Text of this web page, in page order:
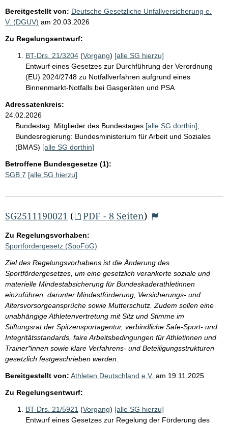
Bereitgestellt von: Deutsche Gesetzliche Unfallversicherung e.
V. (DGUV) am 20.03.2026
Zu Regelungsentwurf:
BT-Drs. 21/3204 (Vorgang) [alle SG hierzu]
Entwurf eines Gesetzes zur Durchführung der Verordnung
(EU) 2024/2748 zu Notfallverfahren aufgrund eines
Binnenmarkt-Notfalls bei Gasgeräten und PSA
Adressatenkreis:
24.02.2026
Bundestag: Mitglieder des Bundestages [alle SG dorthin];
Bundesregierung: Bundesministerium für Arbeit und Soziales
(BMAS) [alle SG dorthin]
Betroffene Bundesgesetze (1):
SGB 7 [alle SG hierzu]
SG2511190021 ( PDF - 8 Seiten)
Zu Regelungsvorhaben:
Sportfördergesetz (SpoFöG)
Ziel des Regelungsvorhabens ist die Änderung des
Sportfördergesetzes, um eine gesetzlich verankerte soziale und
materielle Mindestabsicherung für Bundeskaderathletinnen
einzuführen, darunter Mindestförderung, Versicherungs- und
Altersvorsorgeansprüche sowie Mutterschutz. Zudem sollen eine
unabhängige Athletenvertretung mit Sitz und Stimme im
Stiftungsrat der Spitzensportagentur, verbindliche Safe-Sport- und
Integritätsstandards, faire Arbeitsbedingungen für Athletinnen und
Trainer*innen sowie klare Verfahrens- und Beteiligungsstrukturen
gesetzlich festgeschrieben werden.
Bereitgestellt von: Athleten Deutschland e.V. am 19.11.2025
Zu Regelungsentwurf:
BT-Drs. 21/5921 (Vorgang) [alle SG hierzu]
Entwurf eines Gesetzes zur Regelung der Förderung des